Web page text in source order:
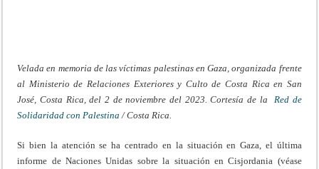
Velada en memoria de las víctimas palestinas en Gaza, organizada frente
al Ministerio de Relaciones Exteriores y Culto de Costa Rica en San
José, Costa Rica, del 2 de noviembre del 2023. Cortesía de laRed de
Solidaridad con Palestina / Costa Rica.
Si bien la atención se ha centrado en la situación en Gaza, el última
informe de Naciones Unidas sobre la situación en Cisjordania (véase